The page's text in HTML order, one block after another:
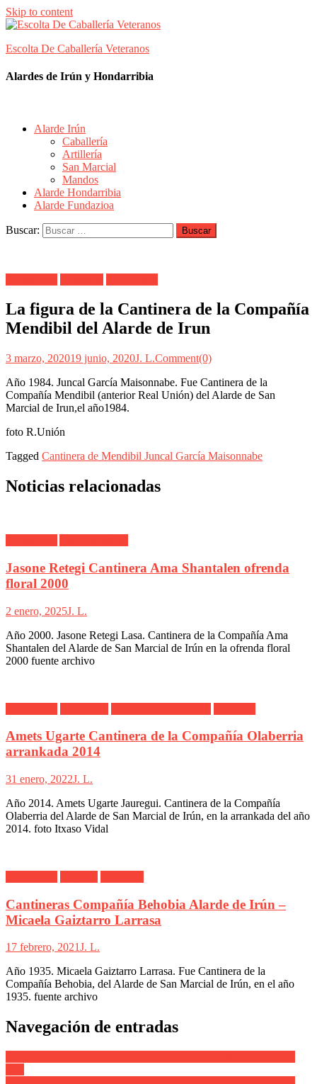
Skip to content
Escolta De Caballería Veteranos
Alardes de Irún y Hondarribia
Alarde Irún
Caballería
Artillería
San Marcial
Mandos
Alarde Hondarribia
Alarde Fundazioa
Buscar:
La figura de la Cantinera de la Compañía
Mendibil del Alarde de Irun
3 marzo, 202019 junio, 2020J. L.Comment(0)
Año 1984. Juncal García Maisonnabe. Fue Cantinera de la
Compañía Mendibil (anterior Real Unión) del Alarde de San
Marcial de Irun,el año1984.
foto R.Unión
Tagged Cantinera de Mendibil Juncal García Maisonnabe
Noticias relacionadas
Jasone Retegi Cantinera Ama Shantalen ofrenda
floral 2000
2 enero, 2025J. L.
Año 2000. Jasone Retegi Lasa. Cantinera de la Compañía Ama
Shantalen del Alarde de San Marcial de Irún en la ofrenda floral
2000 fuente archivo
Amets Ugarte Cantinera de la Compañía Olaberria
arrankada 2014
31 enero, 2022J. L.
Año 2014. Amets Ugarte Jauregui. Cantinera de la Compañía
Olaberria del Alarde de San Marcial de Irún, en la arrankada del año
2014. foto Itxaso Vidal
Cantineras Compañía Behobia Alarde de Irún –
Micaela Gaiztarro Larrasa
17 febrero, 2021J. L.
Año 1935. Micaela Gaiztarro Larrasa. Fue Cantinera de la
Compañía Behobia, del Alarde de San Marcial de Irún, en el año
1935. fuente archivo
Navegación de entradas